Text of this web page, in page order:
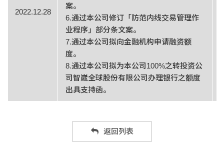
2022.12.28
案。
6.通过本公司修订「防范内线交易管理作
业程序」部分条文案。
7.通过本公司拟向金融机构申请融资额
度。
8.通过本公司拟为本公司100%之转投资公
司智崴全球股份有限公司办理银行之额度
出具支持函。
返回列表